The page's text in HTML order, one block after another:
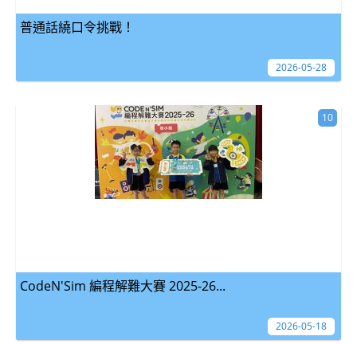
普通話繞口令挑戰！
2026-05-28
CodeN'Sim 編程解難大賽 2025-26...
10
2026-05-18